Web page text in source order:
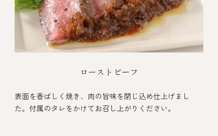
ローストビーフ
表面を香ばしく焼き、肉の旨味を閉じ込め仕上げまし
た。付属のタレをかけてお召し上がりください。